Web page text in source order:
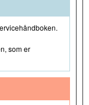
som er